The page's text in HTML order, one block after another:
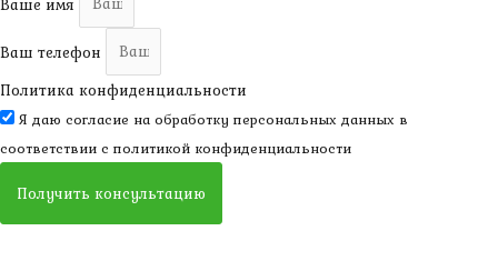
Ваш телефон
Политика конфиденциальности
Я даю согласие на обработку персональных данных в
соответствии с политикой конфиденциальности
Получить консультацию